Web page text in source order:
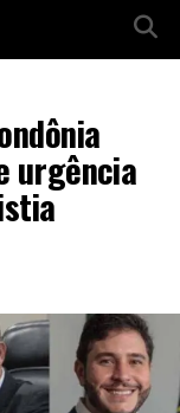
urgência